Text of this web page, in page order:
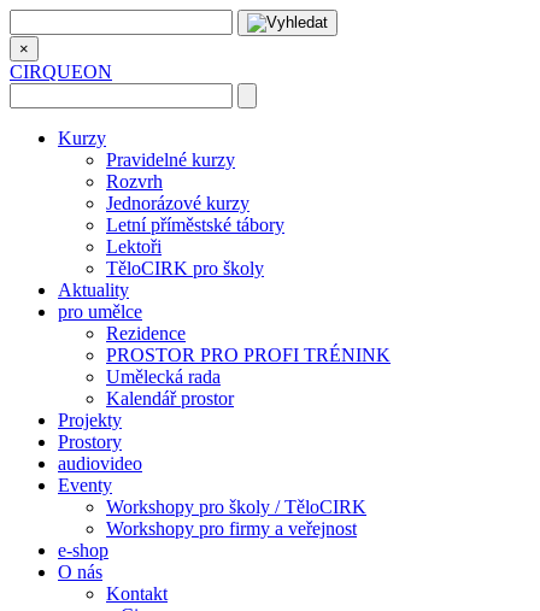
×
CIRQUEON
Kurzy
Pravidelné kurzy
Rozvrh
Jednorázové kurzy
Letní příměstské tábory
Lektoři
TěloCIRK pro školy
Aktuality
pro umělce
Rezidence
PROSTOR PRO PROFI TRÉNINK
Umělecká rada
Kalendář prostor
Projekty
Prostory
audiovideo
Eventy
Workshopy pro školy / TěloCIRK
Workshopy pro firmy a veřejnost
e-shop
O nás
Kontakt